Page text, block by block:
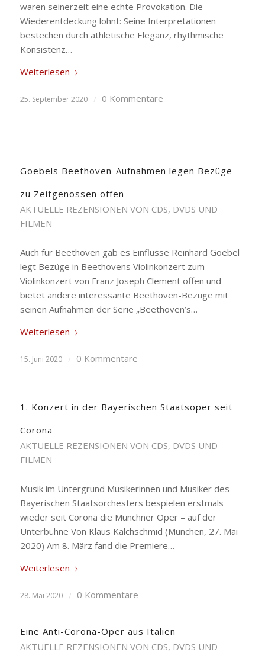
waren seinerzeit eine echte Provokation. Die
Wiederentdeckung lohnt: Seine Interpretationen
bestechen durch athletische Eleganz, rhythmische
Konsistenz…
Weiterlesen
25. September 2020 / 0 Kommentare
Goebels Beethoven-Aufnahmen legen Bezüge
zu Zeitgenossen offen
AKTUELLE REZENSIONEN VON CDS, DVDS UND
FILMEN
Auch für Beethoven gab es Einflüsse Reinhard Goebel
legt Bezüge in Beethovens Violinkonzert zum
Violinkonzert von Franz Joseph Clement offen und
bietet andere interessante Beethoven-Bezüge mit
seinen Aufnahmen der Serie „Beethoven’s…
Weiterlesen
15. Juni 2020 / 0 Kommentare
1. Konzert in der Bayerischen Staatsoper seit
Corona
AKTUELLE REZENSIONEN VON CDS, DVDS UND
FILMEN
Musik im Untergrund Musikerinnen und Musiker des
Bayerischen Staatsorchesters bespielen erstmals
wieder seit Corona die Münchner Oper – auf der
Unterbühne Von Klaus Kalchschmid (München, 27. Mai
2020) Am 8. März fand die Premiere…
Weiterlesen
28. Mai 2020 / 0 Kommentare
Eine Anti-Corona-Oper aus Italien
AKTUELLE REZENSIONEN VON CDS, DVDS UND